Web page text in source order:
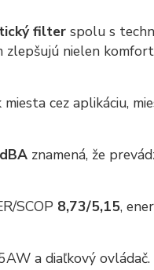
filterspolu s
zlepšujú nielen
cez aplikáciu,
znamená, že
SCOP 8,73/5,15,
a diaľkový ovládač.